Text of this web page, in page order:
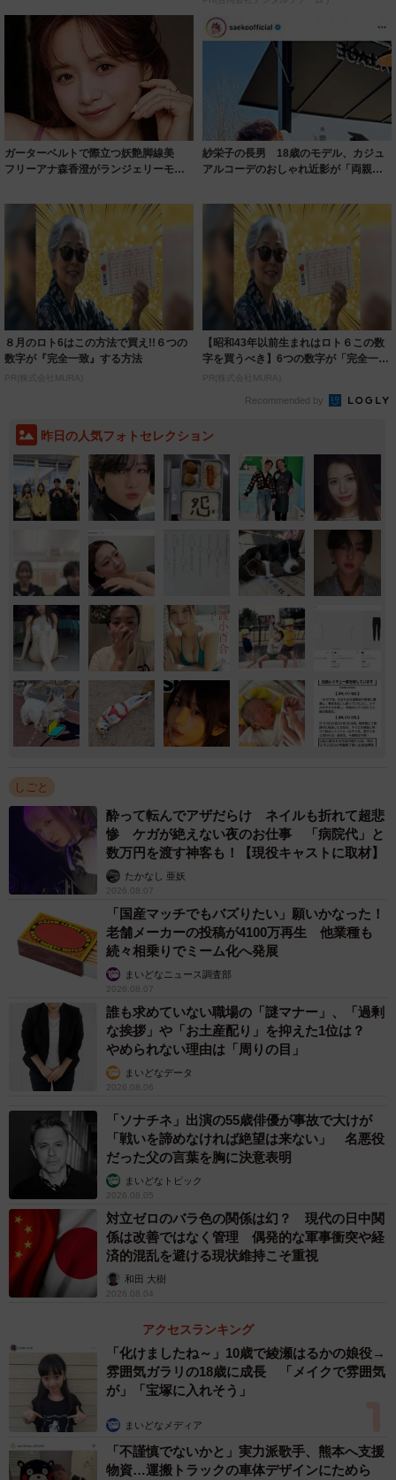
ガーターベルトで際立つ妖艶脚線美
フリーアナ森香澄がランジェリーモデ
紗栄子の長男 18歳のモデル、カジュ
アルコーデのおしゃれ近影が「両親の
８月のロト6はこの方法で買え!!６つの
数字が『完全一致』する方法
PR(株式会社MURA)
【昭和43年以前生まれはロト６この数
字を買うべき】6つの数字が「完全一
致」する方...
PR(株式会社MURA)
Recommended by
昨日の人気フォトセレクション
しごと
酔って転んでアザだらけ ネイルも折れて超悲
惨 ケガが絶えない夜のお仕事 「病院代」と
数万円を渡す神客も！【現役キャストに取材】
たかなし 亜妖
2026.08.07
「国産マッチでもバズりたい」願いかなった！
老舗メーカーの投稿が4100万再生 他業種も
続々相乗りでミーム化へ発展
まいどなニュース調査部
2026.08.07
誰も求めていない職場の「謎マナー」、「過剰
な挨拶」や「お土産配り」を抑えた1位は？
やめられない理由は「周りの目」
まいどなデータ
2026.08.06
「ソナチネ」出演の55歳俳優が事故で大けが
「戦いを諦めなければ絶望は来ない」 名悪役
だった父の言葉を胸に決意表明
まいどなトピック
2026.08.05
対立ゼロのバラ色の関係は幻？ 現代の日中関
係は改善ではなく管理 偶発的な軍事衝突や経
済的混乱を避ける現状維持こそ重視
和田 大樹
2026.08.04
アクセスランキング
「化けましたね～」10歳で綾瀬はるかの娘役→
雰囲気ガラリの18歳に成長 「メイクで雰囲気
が」「宝塚に入れそう」
まいどなメディア
「不謹慎でないかと」実力派歌手、熊本へ支援
物資…運搬トラックの車体デザインにためら